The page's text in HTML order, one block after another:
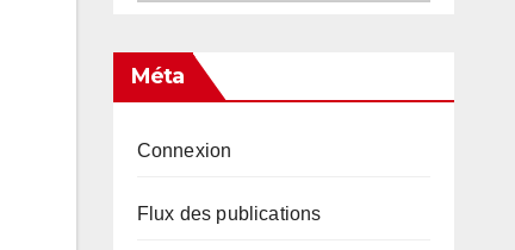
Méta
Connexion
Flux des publications